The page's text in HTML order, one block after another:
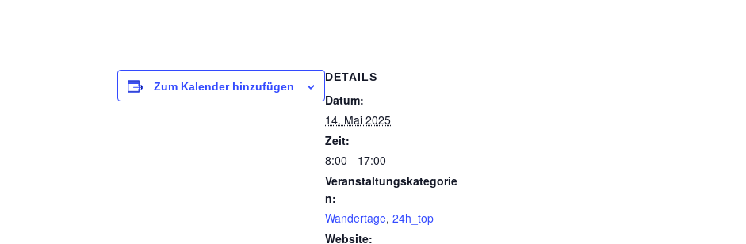
Zum Kalender hinzufügen
DETAILS
Datum:
14. Mai 2025
Zeit:
8:00 - 17:00
Veranstaltungskategorie
n:
Wandertage, 24h_top
Website: